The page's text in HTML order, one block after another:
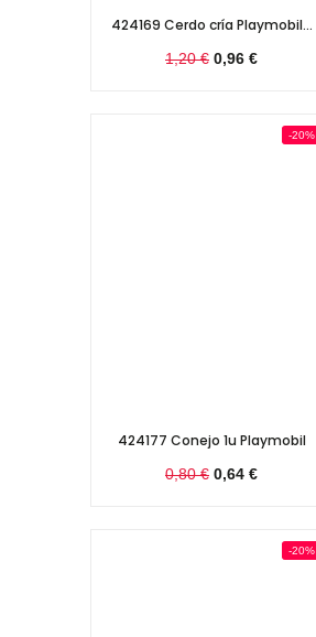
424169 Cerdo cría Playmobil...
1,20 € 0,96 €
-20%
424177 Conejo 1u Playmobil
0,80 € 0,64 €
-20%